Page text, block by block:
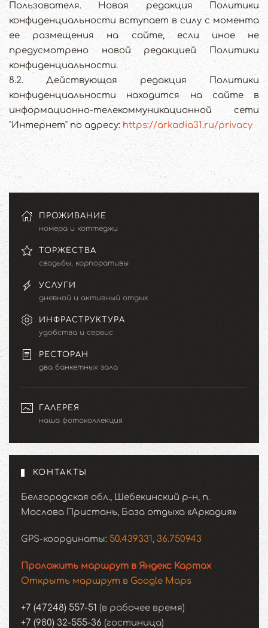
Пользователя. Новая редакция Политики
конфиденциальности вступает в силу с момента
ее размещения на сайте, если иное не
предусмотрено новой редакцией Политики
конфиденциальности.
8.2. Действующая редакция Политики
конфиденциальности находится на сайте в
информационно-телекоммуникационной сети
"Интернет" по адресу: https://arkadia31.ru/privacy
ПРОЖИВАНИЕ
номера и коттеджи
ТОРЖЕСТВА
свадьбы, корпоративы
УСЛУГИ
дневной и активный отдых
ИНФРАСТРУКТУРА
удобства и сервис
РЕСТОРАН
два банкетных зала
ГАЛЕРЕЯ
наша фотоколлекция
КОНТАКТЫ
Белгородская обл., Шебекинский р-н, п.
Маслова Пристань, База отдыха «Аркадия»
GPS-координаты: 50.439331, 36.750943
Проложить маршрут в Яндекс Картах
Открыть маршрут в Google Maps
+7 (47248) 557-51 (в рабочее время)
+7 (980) 32-555-36 (гостиница)